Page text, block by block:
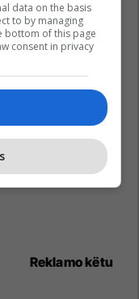
Reklamo këtu
data on the basis
to by managing
bottom of this page
consent in privacy